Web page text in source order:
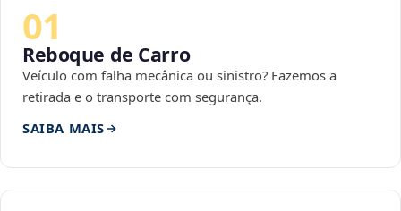
01
Reboque de Carro
Veículo com falha mecânica ou sinistro? Fazemos a
retirada e o transporte com segurança.
SAIBA MAIS